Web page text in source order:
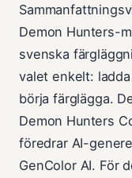
Demon Hunters-
svenska
valet enkelt:
börja färglägga.
Demon Hunters
föredrar AI-
GenColor AI. För